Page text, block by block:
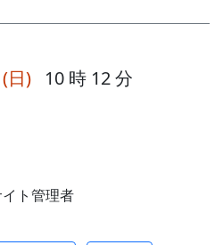
(日) 10 時 12 分
ト管理者